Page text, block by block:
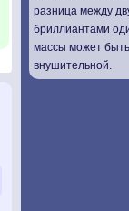
разница между
бриллиантами
массы может
внушительной.